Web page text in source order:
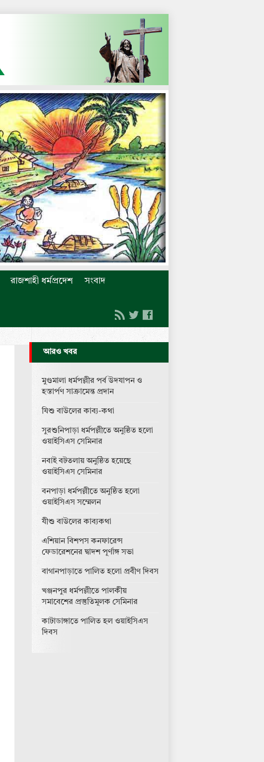
রাজশাহী ধর্মপ্রদেশ
সংবাদ
আরও খবর
মুণ্ডমালা ধর্মপল্লীর পর্ব উদযাপন ও
হস্তার্পণ সাক্রামেন্ত প্রদান
যিশু বাউলের কাব্য-কথা
সুরশুনিপাড়া ধর্মপল্লীতে অনুষ্ঠিত হলো
ওয়াইসিএস সেমিনার
নবাই বটতলায় অনুষ্ঠিত হয়েছে
ওয়াইসিএস সেমিনার
বনপাড়া ধর্মপল্লীতে অনুষ্ঠিত হলো
ওয়াইসিএস সম্মেলন
যীশু বাউলের কাব্যকথা
এশিয়ান বিশপস কনফারেন্স
ফেডারেশনের দ্বাদশ পূর্ণাঙ্গ সভা
বাগানপাড়াতে পালিত হলো প্রবীণ দিবস
খঞ্জনপুর ধর্মপল্লীতে পালকীয়
সমাবেশের প্রস্তুতিমূলক সেমিনার
কাটাডাঙ্গাতে পালিত হল ওয়াইসিএস
দিবস